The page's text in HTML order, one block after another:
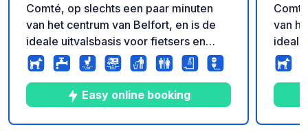
Comté, op slechts een paar minuten
van het centrum van Belfort, en is de
ideale uitvalsbasis voor fietsers en
gezinnen die op zoek zijn naar een
groene vakantie. Gratis toegang tot het
zwembad van de camping.
Easy online booking
van